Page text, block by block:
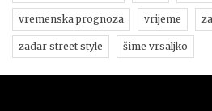
vremenska prognoza vrijeme
zadar street style šime vrsaljko